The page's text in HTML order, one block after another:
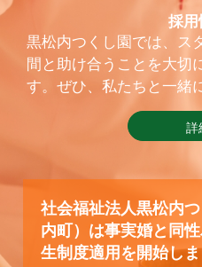
採
黒松内つくし園では、ス
間と助け合うことを大切
す。ぜひ、私たちと一緒
詳
社会福祉法人黒松内
内町）は事実婚と同
生制度適用を開始し